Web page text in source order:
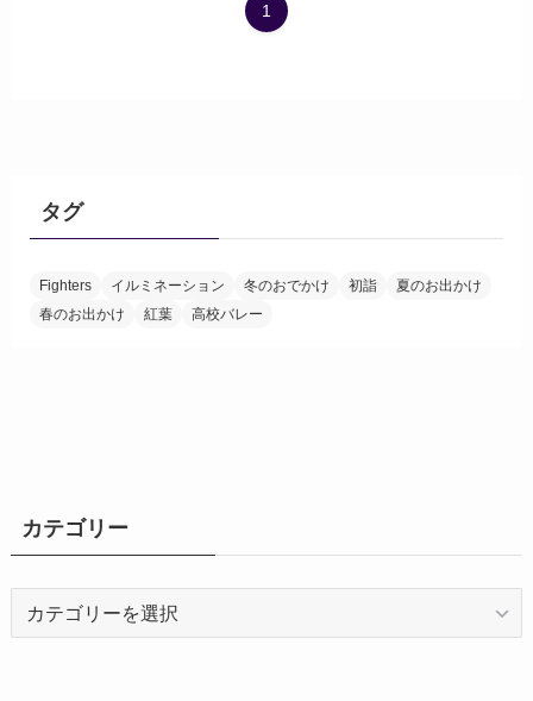
1
タグ
Fighters イルミネーション 冬のおでかけ 初詣
夏のお出かけ
春のお出かけ
紅葉 高校バレー
カテゴリー